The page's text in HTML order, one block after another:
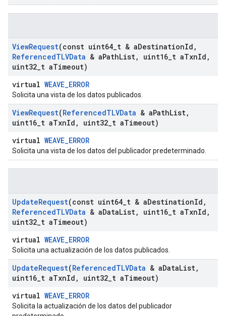
ViewRequest(const uint64 t & aDestinationId ,
ReferencedTLVData & aPathList, uint16 t aTxnId ,
uint32 t aTimeout)
virtual WEAVE_ERROR
Solicita una vista de los datos publicados.
ViewRequest(ReferencedTLVData & aPathList,
uint16 t aTxnId , uint32 t aTimeout)
virtual WEAVE_ERROR
Solicita una vista de los datos del publicador predeterminado.
UpdateRequest(const uint64 t & aDestinationId ,
ReferencedTLVData & aDataList, uint16 t aTxnId ,
uint32 t aTimeout)
virtual WEAVE_ERROR
Solicita una actualización de los datos publicados.
UpdateRequest(ReferencedTLVData & aDataList,
uint16 t aTxnId , uint32 t aTimeout)
virtual WEAVE_ERROR
Solicita la actualización de los datos del publicador